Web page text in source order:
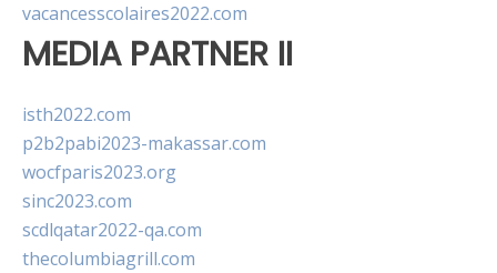
vacancesscolaires2022.com
MEDIA PARTNER II
isth2022.com
p2b2pabi2023-makassar.com
wocfparis2023.org
sinc2023.com
scdlqatar2022-qa.com
thecolumbiagrill.com